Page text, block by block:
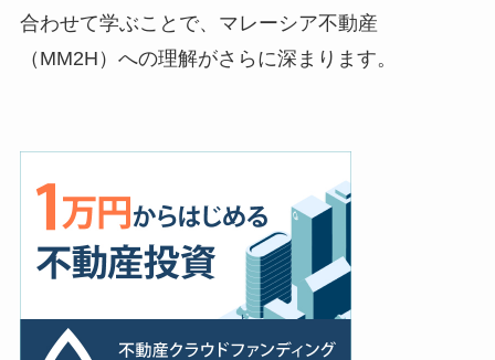
合わせて学ぶことで、マレーシア不動産
（MM2H）への理解がさらに深まります。